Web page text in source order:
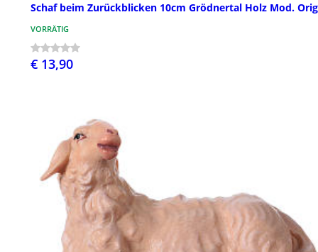
Schaf beim Zurückblicken 10cm Grödnertal Holz Mod.
VORRÄTIG
€ 13,90